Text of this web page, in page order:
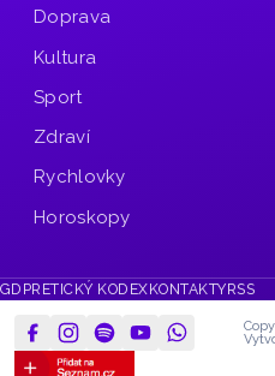
Doprava
Kultura
Sport
Zdraví
Rychlovky
Horoskopy
GDPR ETICKÝ KODEXKONTAKTYRSS